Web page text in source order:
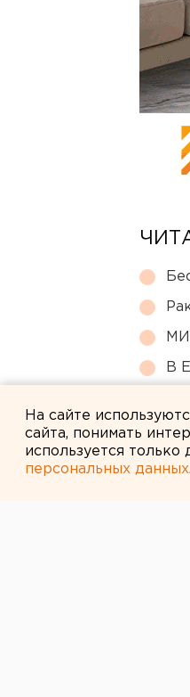
В
На сайте
сайта, понимать
используется только
персональных данных.